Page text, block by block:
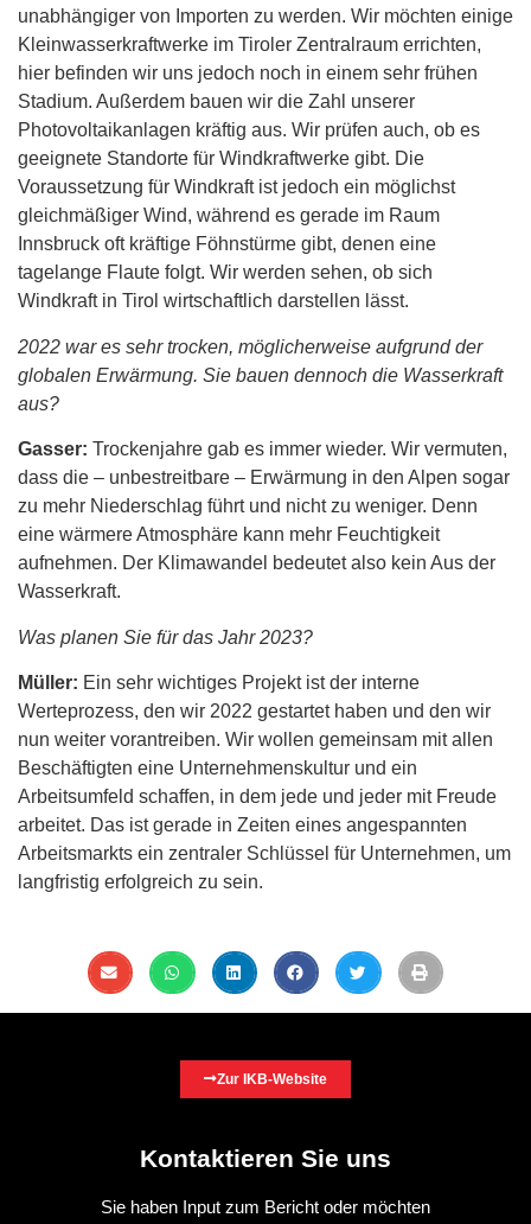
unabhängiger von Importen zu werden. Wir möchten einige
Kleinwasserkraftwerke im Tiroler Zentralraum errichten,
hier befinden wir uns jedoch noch in einem sehr frühen
Stadium. Außerdem bauen wir die Zahl unserer
Photovoltaikanlagen kräftig aus. Wir prüfen auch, ob es
geeignete Standorte für Windkraftwerke gibt. Die
Voraussetzung für Windkraft ist jedoch ein möglichst
gleichmäßiger Wind, während es gerade im Raum
Innsbruck oft kräftige Föhnstürme gibt, denen eine
tagelange Flaute folgt. Wir werden sehen, ob sich
Windkraft in Tirol wirtschaftlich darstellen lässt.
2022 war es sehr trocken, möglicherweise aufgrund der
globalen Erwärmung. Sie bauen dennoch die Wasserkraft
aus?
Gasser: Trockenjahre gab es immer wieder. Wir vermuten,
dass die – unbestreitbare – Erwärmung in den Alpen sogar
zu mehr Niederschlag führt und nicht zu weniger. Denn
eine wärmere Atmosphäre kann mehr Feuchtigkeit
aufnehmen. Der Klimawandel bedeutet also kein Aus der
Wasserkraft.
Was planen Sie für das Jahr 2023?
Müller: Ein sehr wichtiges Projekt ist der interne
Werteprozess, den wir 2022 gestartet haben und den wir
nun weiter vorantreiben. Wir wollen gemeinsam mit allen
Beschäftigten eine Unternehmenskultur und ein
Arbeitsumfeld schaffen, in dem jede und jeder mit Freude
arbeitet. Das ist gerade in Zeiten eines angespannten
Arbeitsmarkts ein zentraler Schlüssel für Unternehmen, um
langfristig erfolgreich zu sein.
Zur IKB-Website
Kontaktieren Sie uns
Sie haben Input zum Bericht oder möchten